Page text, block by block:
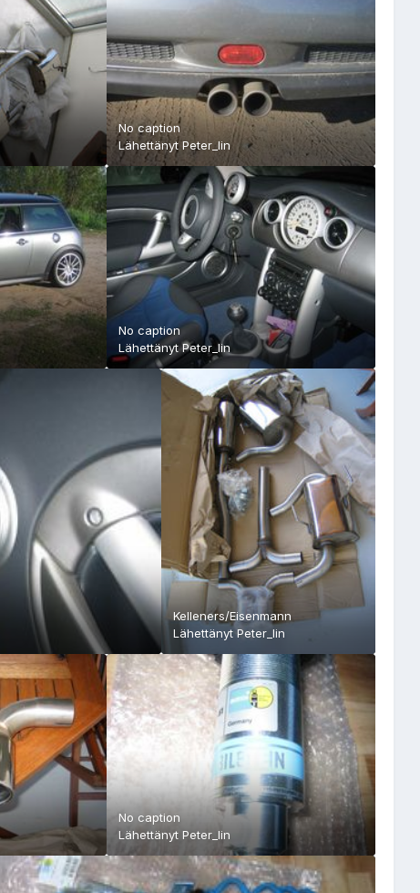
No caption
LähettänytPeter_lin
No caption
LähettänytPeter_lin
Kelleners/Eisenmann
LähettänytPeter_lin
No caption
Lähettänyt Peter_lin